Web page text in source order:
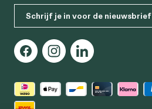
Schrijf je in voor de nieuwsbrief